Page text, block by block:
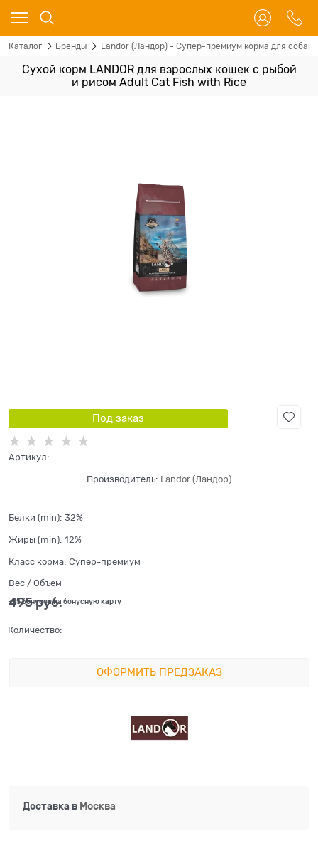
Каталог Бренды Landor (Ландор) - Супер-премиум корма для собак
Сухой корм LANDOR для взрослых кошек с рыбой
и рисом Adult Cat Fish with Rice
Под заказ
Артикул:
Производитель: Landor (Ландор)
Белки (min): 32%
Жиры (min): 12%
Класс корма: Супер-премиум
Вес / Объем
495 руб.
+15 бонусов на бонусную карту
Количество:
ОФОРМИТЬ ПРЕДЗАКАЗ
Доставка в Москва